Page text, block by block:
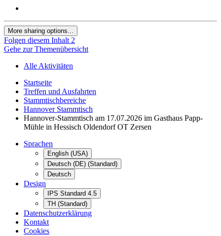
More sharing options...
Folgen diesem Inhalt 2
Gehe zur Themenübersicht
Alle Aktivitäten
Startseite
Treffen und Ausfahrten
Stammtischbereiche
Hannover Stammtisch
Hannover-Stammtisch am 17.07.2026 im Gasthaus Papp-
Mühle in Hessisch Oldendorf OT Zersen
Sprachen
English (USA)
Deutsch (DE) (Standard)
Deutsch
Design
IPS Standard 4.5
TH (Standard)
Datenschutzerklärung
Kontakt
Cookies